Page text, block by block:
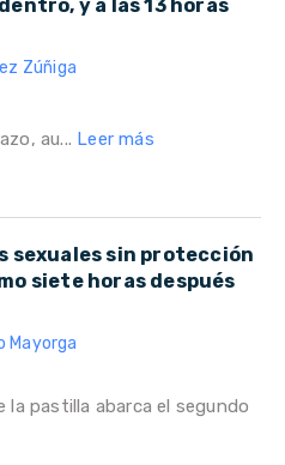
y a las 13 horas
Zúñiga
au... Leer más
sexuales sin protección
siete horas después
Mayorga
pastilla abarca el segundo